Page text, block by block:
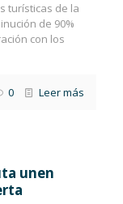
turísticas de la
de 90%
con los
0 Leer más
unen